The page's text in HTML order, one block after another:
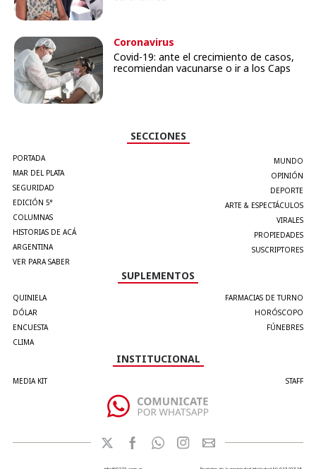
Coronavirus
Covid-19: ante el crecimiento de casos,
recomiendan vacunarse o ir a los Caps
SECCIONES
PORTADA
MAR DEL PLATA
SEGURIDAD
EDICIÓN 5°
COLUMNAS
HISTORIAS DE ACÁ
ARGENTINA
VER PARA SABER
MUNDO
OPINIÓN
DEPORTE
ARTE & ESPECTÁCULOS
VIRALES
PROPIEDADES
SUSCRIPTORES
SUPLEMENTOS
QUINIELA
DÓLAR
ENCUESTA
CLIMA
FARMACIAS DE TURNO
HORÓSCOPO
FÚNEBRES
INSTITUCIONAL
MEDIA KIT STAFF